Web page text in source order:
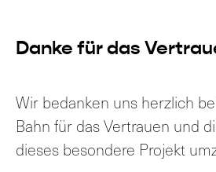
Danke für das
Wir bedanken uns herzlich
Bahn für das Vertrauen und
dieses besondere Projekt